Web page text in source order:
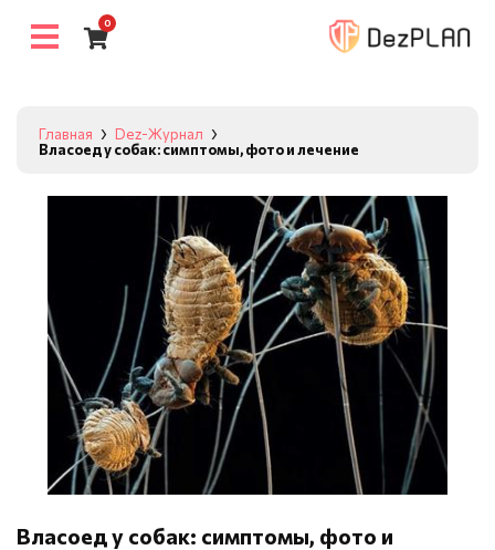
0
Главная
Dez-Журнал
Власоед у собак: симптомы, фото и лечение
Власоед у собак: симптомы, фото и